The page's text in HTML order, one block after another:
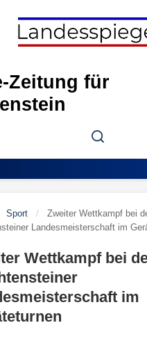
Zeitung für
Search
Sport /
Zweiter Wettkampf bei
Landesmeisterschaft im
Wettkampf bei
im